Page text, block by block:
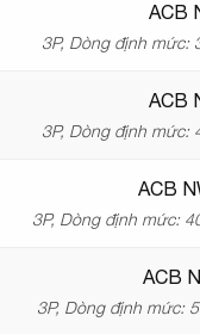
ACB
3P, Dòng định mức:
ACB
3P, Dòng định mức:
ACB
3P, Dòng định mức:
ACB
3P, Dòng định mức: